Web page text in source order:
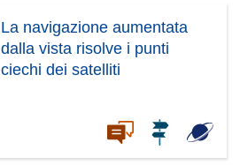
La navigazione aumentata
dalla vista risolve i punti
ciechi dei satelliti